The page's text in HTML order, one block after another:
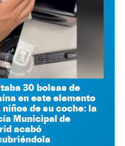
30 bolsas de
en este elemento
niños de su coche: la
Municipal de
acabó